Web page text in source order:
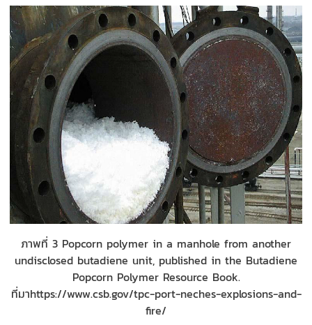
ภาพที่ 3 Popcorn polymer in a manhole from another
undisclosed butadiene unit, published in the Butadiene
Popcorn Polymer Resource Book.
ที่มาhttps://www.csb.gov/tpc-port-neches-explosions-and-
fire/